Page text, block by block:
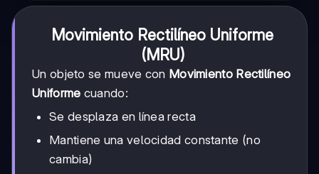
Movimiento Rectilíneo Uniforme
(MRU)
Un objeto se mueve con Movimiento Rectilíneo
Uniforme cuando:
Se desplaza en línea recta
Mantiene una velocidad constante (no
cambia)